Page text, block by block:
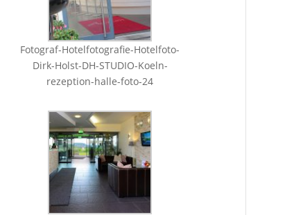
Fotograf-Hotelfotografie-Hotelfoto-
Dirk-Holst-DH-STUDIO-Koeln-
rezeption-halle-foto-24